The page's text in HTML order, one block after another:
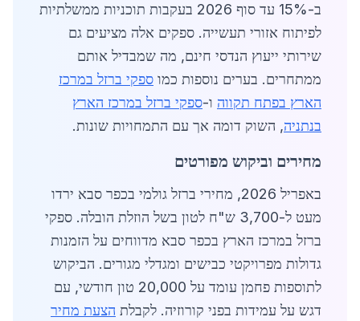
ב-15% עד סוף 2026 בעקבות תוכניות ממשלתיות
לפיתוח אזורי תעשייה. ספקים אלה מציעים גם
שירותי ייעוץ הנדסי חינם, מה שמבדיל אותם
ממתחרים. בערים נוספות כמו ספקי ברזל במרכז
הארץ בפתח תקווה ו-ספקי ברזל במרכז הארץ
בנתניה, השוק דומה אך עם התמחויות שונות.
מחירים וביקוש מפורטים
באפריל 2026, מחירי ברזל גולמי בכפר סבא ירדו
מעט ל-3,700 ש"ח לטון בשל הוזלת הובלה. ספקי
ברזל במרכז הארץ בכפר סבא מדווחים על הזמנות
גדולות מפרויקטי כבישים ומגדלי מגורים. הביקוש
לתוספות פחמן עומד על 20,000 טון חודשי, עם
דגש על עמידות בפני קורוזיה. לקבלת הצעת מחיר